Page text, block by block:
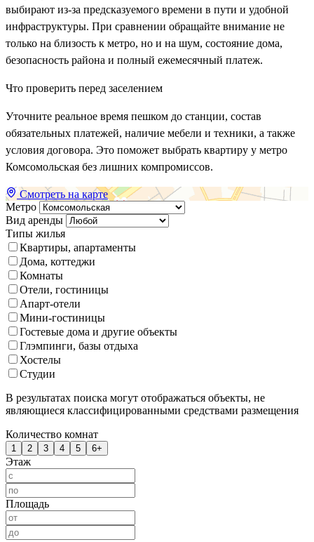
выбирают из-за предсказуемого времени в пути и удобной
инфраструктуры. При сравнении обращайте внимание не
только на близость к метро, но и на шум, состояние дома,
безопасность района и полный ежемесячный платеж.
Что проверить перед заселением
Уточните реальное время пешком до станции, состав
обязательных платежей, наличие мебели и техники, а также
условия договора. Это поможет выбрать квартиру у метро
Комсомольская без лишних компромиссов.
Смотреть на карте
Метро
Вид аренды
Типы жилья
Квартиры, апартаменты
Дома, коттеджи
Комнаты
Отели, гостиницы
Апарт-отели
Мини-гостиницы
Гостевые дома и другие объекты
Глэмпинги, базы отдыха
Хостелы
Студии
В результатах поиска могут отображаться объекты, не
являющиеся классифицированными средствами размещения
Количество комнат
1 2 3 4 5 6+
Этаж
Площадь